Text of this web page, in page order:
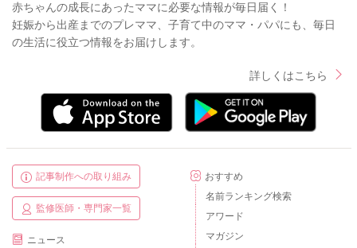
赤ちゃんの成長にあったママに必要な情報が毎日届く！
妊娠から出産までのプレママ、子育て中のママ・パパにも、毎日
の生活に役立つ情報をお届けします。
詳しくはこちら
記事制作への取り組み
監修医師・専門家一覧
ニュース
おすすめ
名前ランキング検索
アワード
マガジン